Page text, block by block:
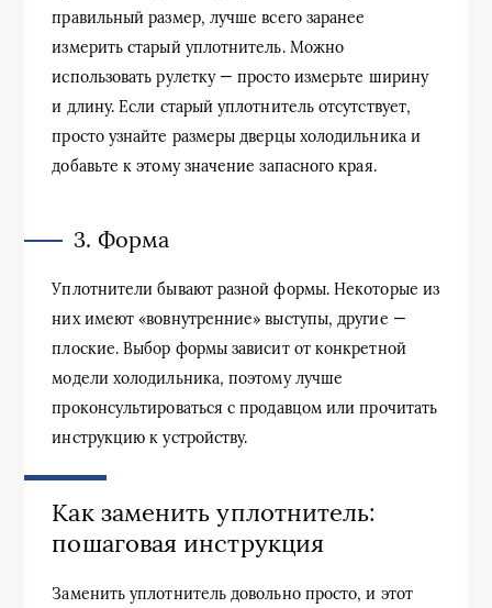
правильный размер, лучше всего заранее
измерить старый уплотнитель. Можно
использовать рулетку — просто измерьте ширину
и длину. Если старый уплотнитель отсутствует,
просто узнайте размеры дверцы холодильника и
добавьте к этому значение запасного края.
3. Форма
Уплотнители бывают разной формы. Некоторые из
них имеют «вовнутренние» выступы, другие —
плоские. Выбор формы зависит от конкретной
модели холодильника, поэтому лучше
проконсультироваться с продавцом или прочитать
инструкцию к устройству.
Как заменить уплотнитель:
пошаговая инструкция
Заменить уплотнитель довольно просто, и этот